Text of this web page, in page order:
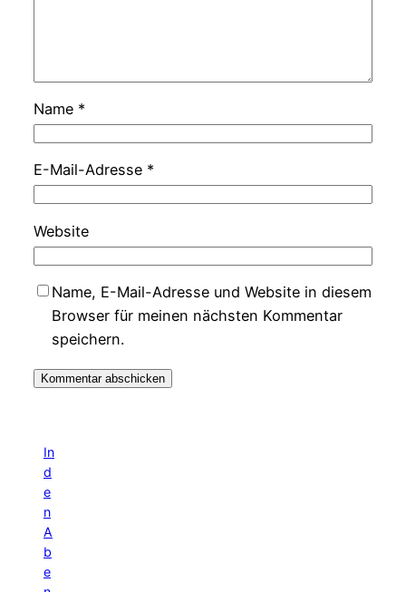
Name *
E-Mail-Adresse *
Website
Name, E-Mail-Adresse und Website in diesem
Browser für meinen nächsten Kommentar
speichern.
In
d
e
n
A
b
e